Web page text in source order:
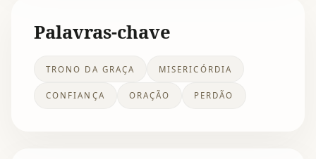
Palavras-chave
TRONO DA GRAÇA MISERICÓRDIA
CONFIANÇA ORAÇÃO PERDÃO